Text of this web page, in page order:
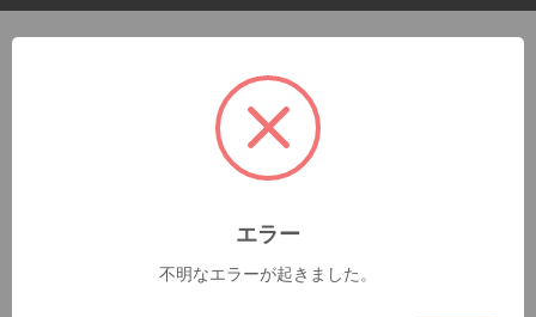
エラー
不明なエラーが起きました。